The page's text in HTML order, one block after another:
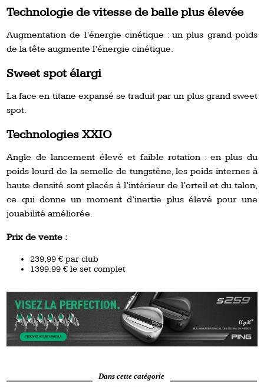
Technologie de vitesse de balle plus élevée
Augmentation de l’énergie cinétique : un plus grand poids
de la tête augmente l’énergie cinétique.
Sweet spot élargi
La face en titane expansé se traduit par un plus grand sweet
spot.
Technologies XXIO
Angle de lancement élevé et faible rotation : en plus du
poids lourd de la semelle de tungstène, les poids internes à
haute densité sont placés à l’intérieur de l’orteil et du talon,
ce qui donne un moment d’inertie plus élevé pour une
jouabilité améliorée.
Prix de vente :
239,99 € par club
1399.99 € le set complet
Dans cette catégorie